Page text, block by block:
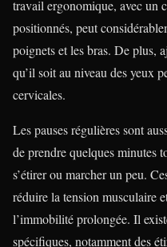
travail ergonomique, avec un
positionnés, peut
poignets et les bras. De plus,
qu’il soit au niveau des yeux
cervicales.
Les pauses régulières sont
de prendre quelques minutes
s’étirer ou marcher un peu.
réduire la tension musculaire
l’immobilité prolongée. Il
spécifiques, notamment des